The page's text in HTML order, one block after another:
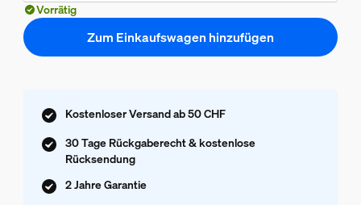
Vorrätig
Zum Einkaufswagen hinzufügen
Kostenloser Versand ab 50 CHF
30 Tage Rückgaberecht & kostenlose
Rücksendung
2 Jahre Garantie